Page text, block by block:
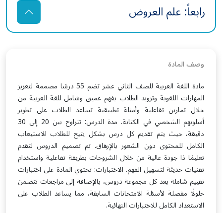
رابعاً: علم العروض
وصف المادة
مادة اللغة العربية للصف الثاني عشر تضم 55 درسًا مصممة لتعزيز
المهارات اللغوية وتزويد الطلاب بفهم عميق وشامل للغة العربية من
خلال تمارين تفاعلية وأمثلة تطبيقية تساعد الطلاب على تطوير
أسلوبهم الشخصي في الكتابة. مدة الدرس: تتراوح بين 20 إلى 30
دقيقة، حيث يتم تقديم كل درس بشكل يتيح للطلاب الاستيعاب
الكامل للمحتوى دون الشعور بالإرهاق. تم تصميم الدروس لتقدم
تعليمًا ذا جودة عالية من خلال الشروحات بطريقة تفاعلية واستخدام
تقنيات حديثة لتسهيل الفهم. الاختبارات: تحتوي المادة على اختبارات
تقييم شاملة بعد كل مجموعة دروس، بالإضافة إلى مراجعات تتضمن
حلولًا مفصلة لأسئلة الامتحانات السابقة، مما يساعد الطلاب على
الاستعداد الكامل للاختبارات النهائية.